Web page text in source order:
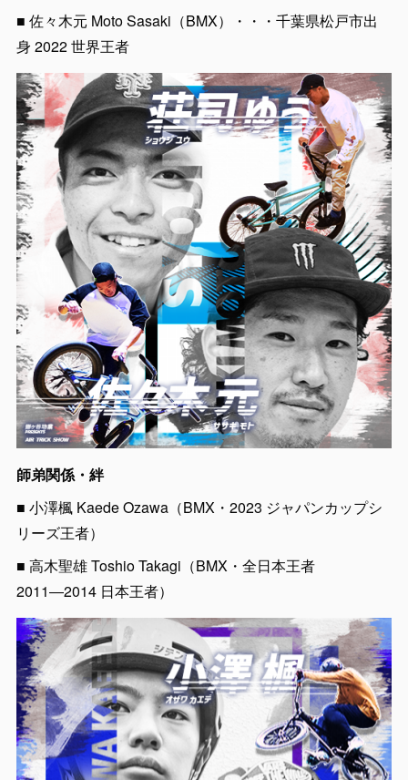
■ 佐々木元 Moto Sasaki（BMX）・・・千葉県松戸市出
身 2022 世界王者
師弟関係・絆
■ 小澤楓 Kaede Ozawa（BMX・2023 ジャパンカップシ
リーズ王者）
■ 高木聖雄 Toshio Takagi（BMX・全日本王者
2011―2014 日本王者）